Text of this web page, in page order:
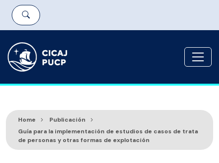
Home
Publicación
Guía para la implementación de estudios de casos de trata
de personas y otras formas de explotación